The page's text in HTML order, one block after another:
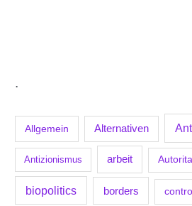
.
Allgemein Alternativen
Antizionismus arbeit
biopolitics borders